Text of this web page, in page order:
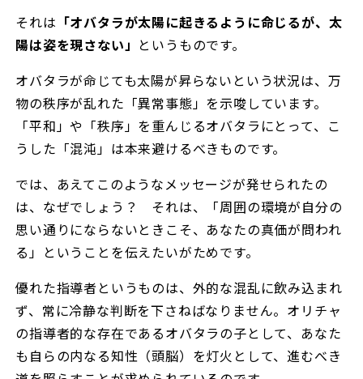
それは 「オバタラが太陽に起きるように命じるが、太
陽は姿を現さない」 というものです。
オバタラが命じても太陽が昇らないという状況は、万
物の秩序が乱れた「異常事態」を示唆しています。
「平和」や「秩序」を重んじるオバタラにとって、こ
うした「混沌」は本来避けるべきものです。
では、あえてこのようなメッセージが発せられたの
は、なぜでしょう？ それは、「周囲の環境が自分の
思い通りにならないときこそ、あなたの真価が問われ
る」ということを伝えたいがためです。
優れた指導者というものは、外的な混乱に飲み込まれ
ず、常に冷静な判断を下さねばなりません。オリチャ
の指導者的な存在であるオバタラの子として、あなた
も自らの内なる知性（頭脳）を灯火として、進むべき